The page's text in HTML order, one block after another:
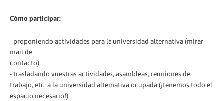
Cómo participar:
- proponiendo actividades para la universidad alternativa (mirar
mail de
contacto)
- trasladando vuestras actividades, asambleas, reuniones de
trabajo, etc. a la universidad alternativa ocupada (¡tenemos todo el
espacio necesario!)